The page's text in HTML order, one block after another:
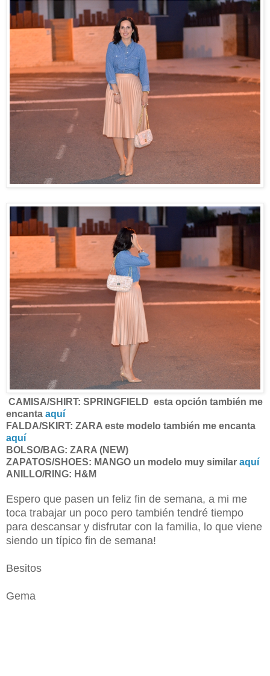
CAMISA/SHIRT: SPRINGFIELD esta opción también me
encanta aquí
FALDA/SKIRT: ZARA este modelo también me encanta
aquí
BOLSO/BAG: ZARA (NEW)
ZAPATOS/SHOES: MANGO un modelo muy similar aquí
ANILLO/RING: H&M
Espero que pasen un feliz fin de semana, a mi me
toca trabajar un poco pero también tendré tiempo
para descansar y disfrutar con la familia, lo que viene
siendo un típico fin de semana!
Besitos
Gema